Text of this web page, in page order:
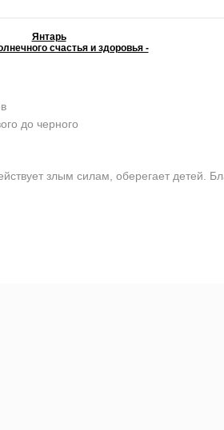
Янтарь
счастья и здоровья -
до черного
злым силам, оберегает детей.